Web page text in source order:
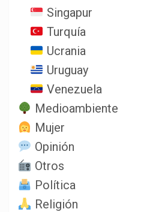
Singapur
Turquía
Ucrania
Uruguay
Venezuela
Medioambiente
Mujer
Opinión
Otros
Política
Religión